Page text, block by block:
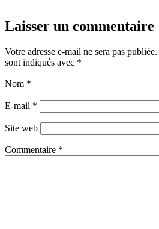
Laisser un commentaire
Votre adresse e-mail ne sera pas publiée.
sont indiqués avec *
Nom *
E-mail *
Site web
Commentaire *